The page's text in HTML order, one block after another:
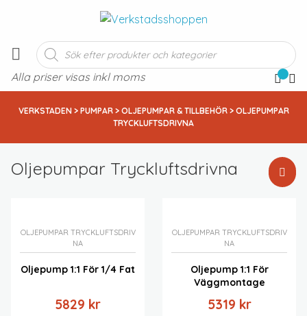
Alla priser visas inkl moms
Produktsökning
VERKSTADEN> PUMPAR> OLJEPUMPAR & TILLBEHÖR> OLJEPUMPAR
TRYCKLUFTSDRIVNA
Oljepumpar Tryckluftsdrivna
Sortera efter senast
Sortera efter pris: lågt till högt
Sortera efter pris: högt till lågt
OLJEPUMPAR TRYCKLUFTSDRIV
NA
Oljepump 1:1 För 1/4 Fat
5829 kr
OLJEPUMPAR TRYCKLUFTSDRIV
NA
Oljepump 1:1 För
Väggmontage
5319 kr